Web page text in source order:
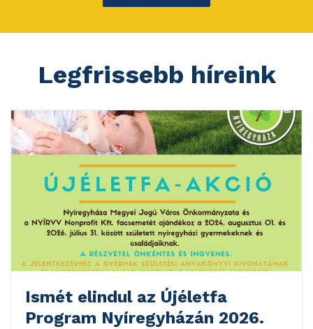
Legfrissebb híreink
Ismét elindul az Újéletfa
Program Nyíregyházán 2026.